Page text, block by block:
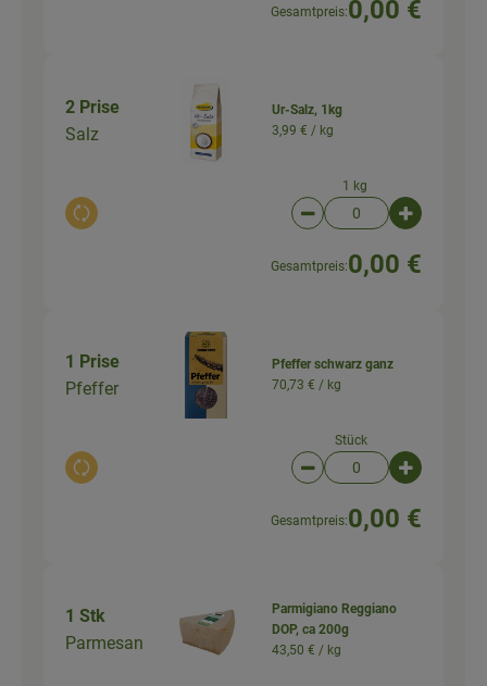
Gesamtpreis:0,00 €
2 Prise
Salz
Auswahl ändern
Ur-Salz, 1kg
3,99 € / kg
1 kg
Artikelanzahl
Gesamtpreis:0,00 €
1 Prise
Pfeffer
Auswahl ändern
Pfeffer schwarz ganz
70,73 € / kg
Stück
Artikelanzahl
Gesamtpreis:0,00 €
1 Stk
Parmesan
Parmigiano Reggiano
DOP, ca 200g
43,50 € / kg